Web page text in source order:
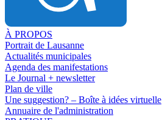
À PROPOS
Portrait de Lausanne
Actualités municipales
Agenda des manifestations
Le Journal + newsletter
Plan de ville
Une suggestion? – Boîte à idées virtuelle
Annuaire de l'administration